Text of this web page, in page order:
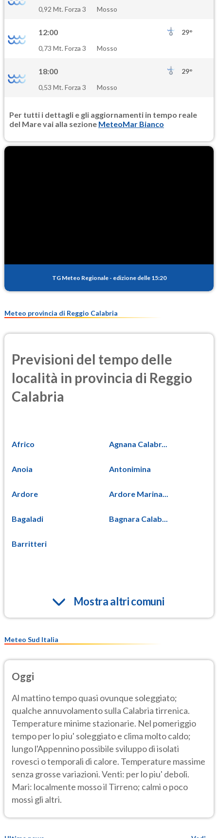
PM10
PM25
0,92 Mt. Forza 3
Mosso
12:00
29°
0,73 Mt. Forza 3
Mosso
18:00
29°
0,53 Mt. Forza 3
Mosso
Per tutti i dettagli e gli aggiornamenti in tempo reale
del Mare vai alla sezione MeteoMar Bianco
TG Meteo Regionale - edizione delle 15:20
Meteo provincia di Reggio Calabria
Previsioni del tempo delle
località in provincia di Reggio
Calabria
Africo Agnana Calabr...
Anoia Antonimina
Ardore Ardore Marina...
Bagaladi Bagnara Calab...
Barritteri
Mostra altri comuni
Meteo Sud Italia
Oggi
Al mattino tempo quasi ovunque soleggiato;
qualche annuvolamento sulla Calabria tirrenica.
Temperature minime stazionarie. Nel pomeriggio
tempo per lo piu' soleggiato e clima molto caldo;
lungo l'Appennino possibile sviluppo di isolati
rovesci o temporali di calore. Temperature massime
senza grosse variazioni. Venti: per lo piu' deboli.
Mari: localmente mosso il Tirreno; calmi o poco
mossi gli altri.